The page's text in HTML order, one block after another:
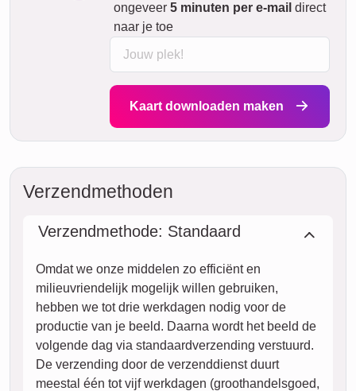
ongeveer 5 minuten per e-mail direct
naar je toe
Kaart downloaden maken
Verzendmethoden
Verzendmethode: Standaard
Omdat we onze middelen zo efficiënt en
milieuvriendelijk mogelijk willen gebruiken,
hebben we tot drie werkdagen nodig voor de
productie van je beeld. Daarna wordt het beeld de
volgende dag via standaardverzending verstuurd.
De verzending door de verzenddienst duurt
meestal één tot vijf werkdagen (groothandelsgoed,